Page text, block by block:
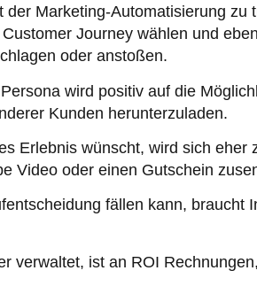
Marketing-Automatisierung
Journey wählen und
oder anstoßen.
wird positiv auf die
Kunden herunterzuladen.
Erlebnis wünscht, wird sich
Video oder einen Gutschein
fällen kann, braucht
verwaltet, ist an ROI